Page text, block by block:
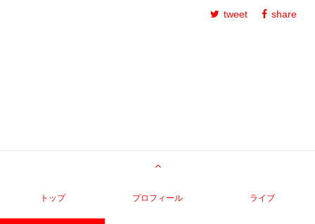
tweet share
トップ プロフィール ライブ